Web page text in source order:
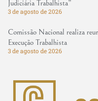
Judiciária Trabalhista”
3 de agosto de 2026
Comissão Nacional realiza
Execução Trabalhista
3 de agosto de 2026